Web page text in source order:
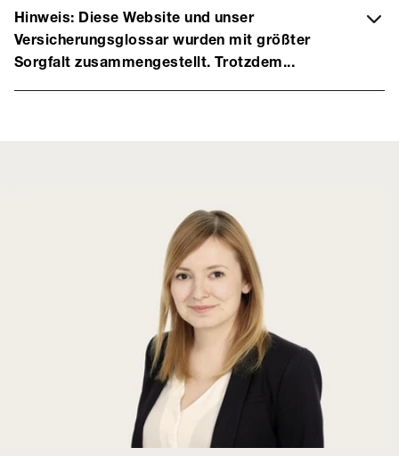
Hinweis: Diese Website und unser
Versicherungsglossar wurden mit größter
Sorgfalt zusammengestellt. Trotzdem...